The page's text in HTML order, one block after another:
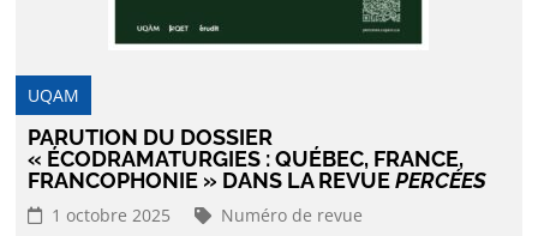
UQAM
PARUTION DU DOSSIER
« ÉCODRAMATURGIES : QUÉBEC, FRANCE,
FRANCOPHONIE » DANS LA REVUEPERCÉES
1 octobre 2025 Numéro de revue